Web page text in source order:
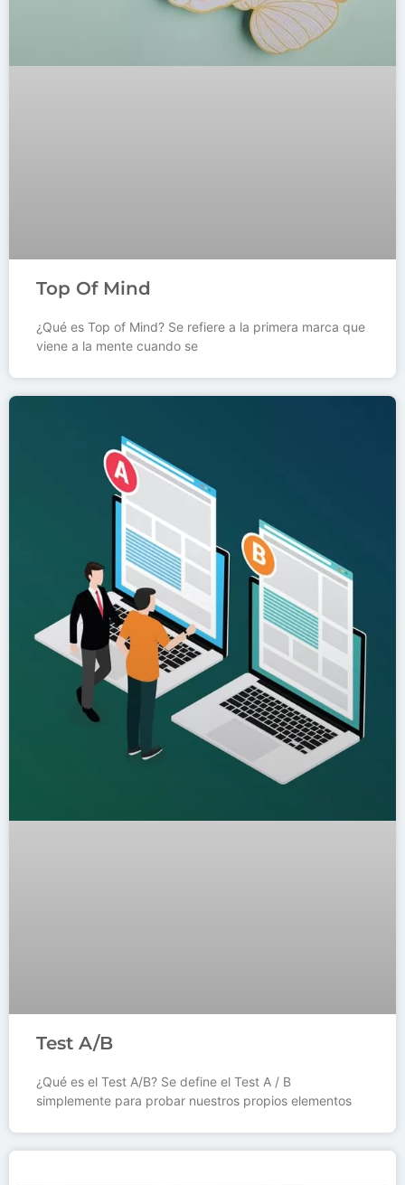
Top Of Mind
¿Qué es Top of Mind? Se refiere a la primera marca que
viene a la mente cuando se
Test A/B
¿Qué es el Test A/B? Se define el Test A / B
simplemente para probar nuestros propios elementos